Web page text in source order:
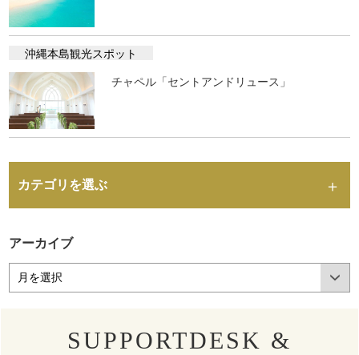
沖縄本島観光スポット
チャペル「セントアンドリュース」
カテゴリを選ぶ
アーカイブ
SUPPORTDESK &